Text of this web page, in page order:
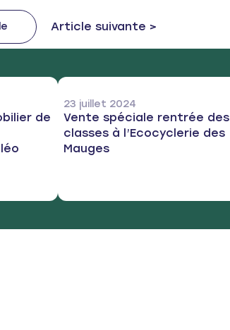
Next post:
Article suivante >
de
23 juillet 2024
Vente spéciale rentrée des
classes à l’Ecocyclerie des
Mauges